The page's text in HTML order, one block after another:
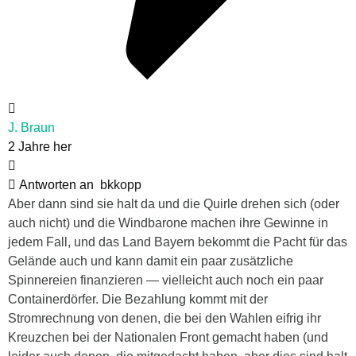
J. Braun
2 Jahre her
Antworten an
bkkopp
Aber dann sind sie halt da und die Quirle drehen sich (oder
auch nicht) und die Windbarone machen ihre Gewinne in
jedem Fall, und das Land Bayern bekommt die Pacht für das
Gelände auch und kann damit ein paar zusätzliche
Spinnereien finanzieren — vielleicht auch noch ein paar
Containerdörfer. Die Bezahlung kommt mit der
Stromrechnung von denen, die bei den Wahlen eifrig ihr
Kreuzchen bei der Nationalen Front gemacht haben (und